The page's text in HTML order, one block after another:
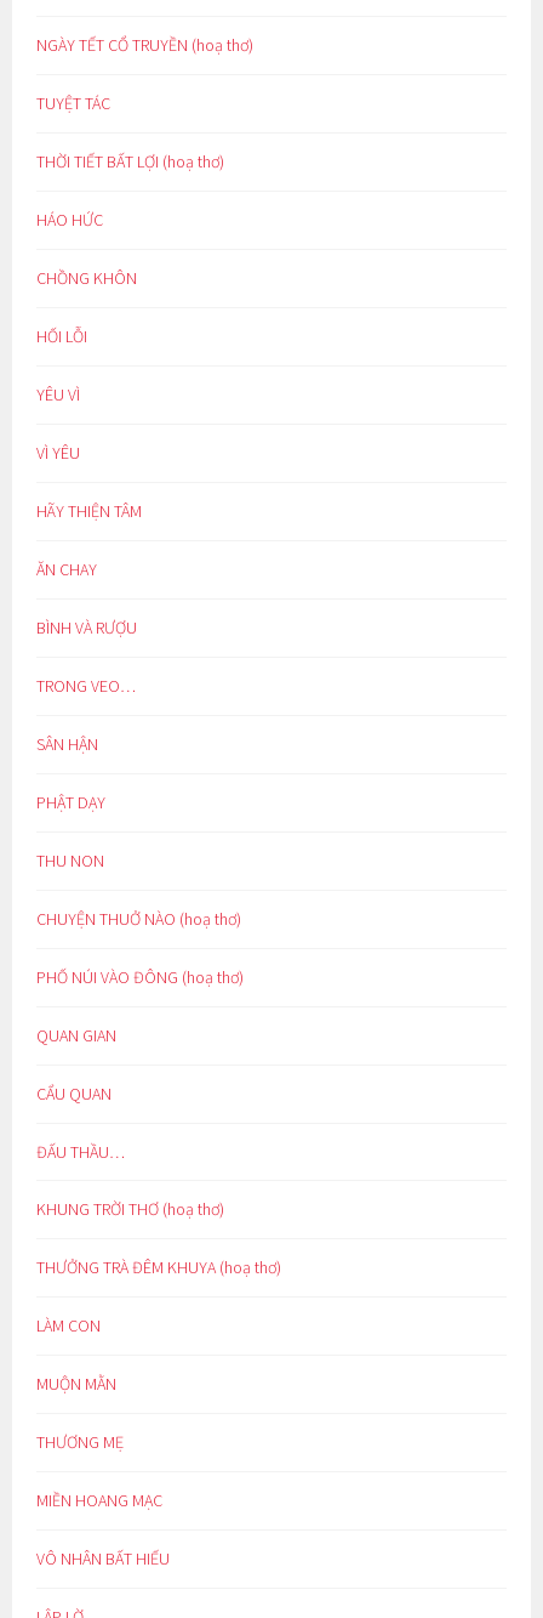
NGÀY TẾT CỔ TRUYỀN (hoạ thơ)
TUYỆT TÁC
THỜI TIẾT BẤT LỢI (hoạ thơ)
HÁO HỨC
CHỒNG KHÔN
HỐI LỖI
YÊU VÌ
VÌ YÊU
HÃY THIỆN TÂM
ĂN CHAY
BÌNH VÀ RƯỢU
TRONG VEO…
SÂN HẬN
PHẬT DẠY
THU NON
CHUYỆN THUỞ NÀO (hoạ thơ)
PHỐ NÚI VÀO ĐÔNG (hoạ thơ)
QUAN GIAN
CẨU QUAN
ĐẤU THẦU…
KHUNG TRỜI THƠ (hoạ thơ)
THƯỞNG TRÀ ĐÊM KHUYA (hoạ thơ)
LÀM CON
MUỘN MẰN
THƯƠNG MẸ
MIỀN HOANG MẠC
VÔ NHÂN BẤT HIẾU